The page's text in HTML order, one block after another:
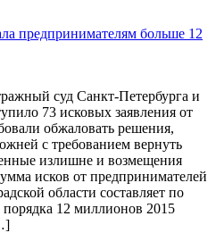
предпринимателям больше 12
суд Санкт-Петербурга и
73 исковых заявления от
обжаловать решения,
с требованием вернуть
излишне и возмещения
исков от предпринимателей
области составляет по
12 миллионов 2015